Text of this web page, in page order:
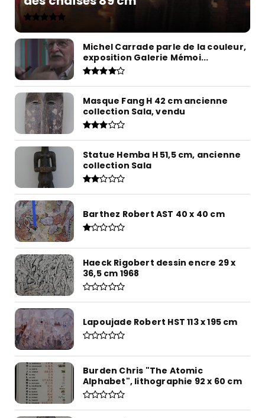
Michel Carrade parle de la couleur,
exposition Galerie Mémoi...
Masque Fang H 42 cm ancienne
collection Sala, vendu
Statue Hemba H 51,5 cm, ancienne
collection Sala
Barthez Robert AST 40 x 40 cm
Haeck Rigobert dessin encre 29 x
36,5 cm 1968
Lapoujade Robert HST 113 x 195 cm
Burden Chris "The Atomic
Alphabet", lithographie 92 x 60 cm